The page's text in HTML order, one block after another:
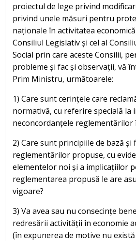
proiectul de lege privind
privind unele măsuri pentru
naționale în activitatea
Consiliul Legislativ și cel al
Social prin care aceste Consilii,
probleme și fac și observații, vă
Prim Ministru, următoarele:
1) Care sunt cerințele care
normativă, cu referire specială la
neconcordanțele reglementărilor
2) Care sunt principiile de bază și
reglementărilor propuse, cu
elementelor noi și a implicațiilor
reglementarea propusă le are
vigoare?
3) Va avea sau nu consecințe
redresării activității în economie
(în expunerea de motive nu